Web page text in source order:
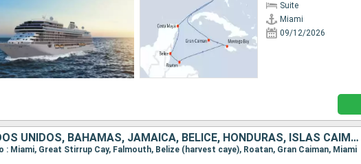
Suite
Miami
09/12/2026
ESTADOS UNIDOS, BAHAMAS, JAMAICA, BELICE, HONDURAS, ISLAS CAIMÁN
: Miami, Great Stirrup Cay, Falmouth, Belize (harvest caye), Roatan, Gran Caiman, Miami